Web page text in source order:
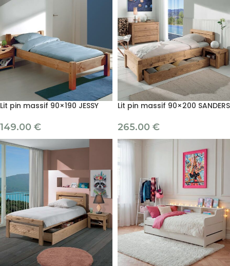
Lit pin massif 90×190 JESSY
149.00 €
Lit pin massif 90×200 SANDERS
265.00 €